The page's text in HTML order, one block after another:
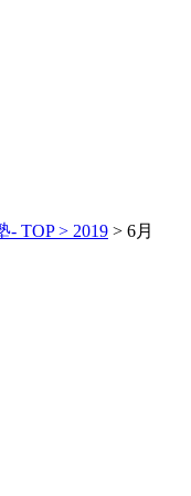
- TOP > 2019 > 6月